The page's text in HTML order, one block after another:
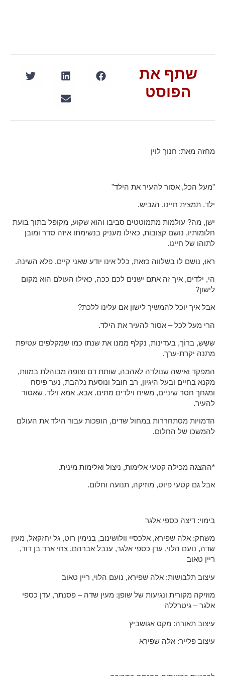
שתף את
הפוסט
מחזה מאת: חנוך לוין
"מעל הכל, אסור להעיר את הילד"
ילד. תמצית חיינו. הגביש.
ישן, מה? עולמות מתמוטטים סביבו והוא שקוע, מקופל בתוך בועת
חלומותיו, נושם קצובות, כאילו מעניק בנשימתו איזה סדר ומובן
לתוהו של חיינו.
ראוּ, נושם לו בשלווה כזאת, כלל אינו יודע שאני קיים. פלא השינה.
הי, ילדים, איך זה אתם ישנים לכם ככה, כאילו העולם הוא מקום
לישון?
אבל איך יוכל להמשיך לישון אם עלינו ללכת?
הרי מעל לכל – אסור להעיר את הילד.
שְשְשְ, ברוֹך, בעדינות, נקלף ממנו את שנתו כמו שמקלפים עטיפת
מתנה יקרת-ערך.
המפקד ואישה שנולדה לאהבה, שותת דם וצופה מבוהלת במוות,
מקנא בחיים ובעל היגיון, רב חובל ונוסעת נלהבת, נער פיסח
ומגחך חסר שיניים, משיח וילדים מתים. אבא, אמא וילד. שאסור
להעיר.
הדמויות מסתחררות במחול שדים, הופכות עבור הילד את העולם
להמשכו של החלום.
*ההצגה מכילה קטעי אלימות, ניצול ואלימות מינית.
אבל גם קטעי פיוט, מוזיקה, תנועה וחלום.
בימוי: דיצה כספי אלגר
משחק: אלה שפירא, אלכסיי וולושינוב, בנימין רוט, גל יחזקאל, מעין
שדה, נועם הלוי, עדן כספי אלגר, ענבל אברהם, צחי ארד בן דוד,
ריין טאוב
עיצוב תלבושות: אלה שפירא, נועם הלוי, ריין טאוב
מוזיקה מקורית ונגיעות של שופן: מעין שדה – פסנתר, עדן כספי
אלגר – גיטרללה
עיצוב תאורה: מקס אגושביץ
עיצוב פלייר: אלה שפירא